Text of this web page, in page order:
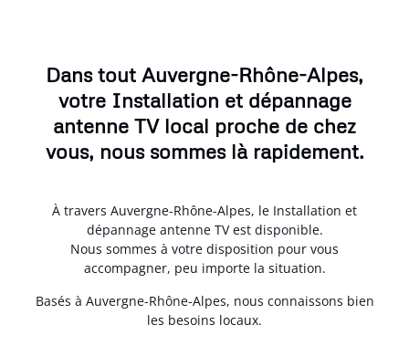
Dans tout Auvergne-Rhône-Alpes,
votre Installation et dépannage
antenne TV local proche de chez
vous, nous sommes là rapidement.
À travers Auvergne-Rhône-Alpes, le Installation et
dépannage antenne TV est disponible.
Nous sommes à votre disposition pour vous
accompagner, peu importe la situation.
Basés à Auvergne-Rhône-Alpes, nous connaissons bien
les besoins locaux.